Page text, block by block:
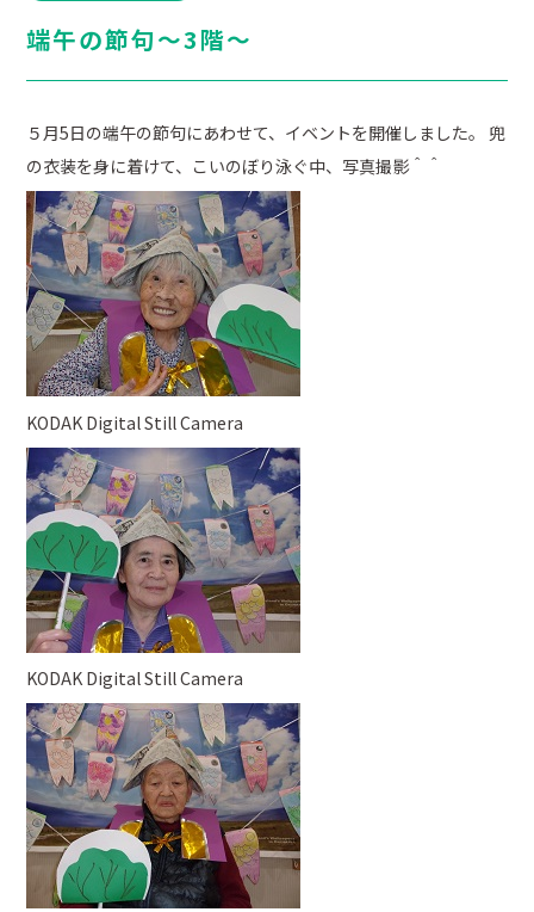
端午の節句～3階～
５月5日の端午の節句にあわせて、イベントを開催しました。 兜
の衣装を身に着けて、こいのぼり泳ぐ中、写真撮影＾＾
KODAK Digital Still Camera
KODAK Digital Still Camera